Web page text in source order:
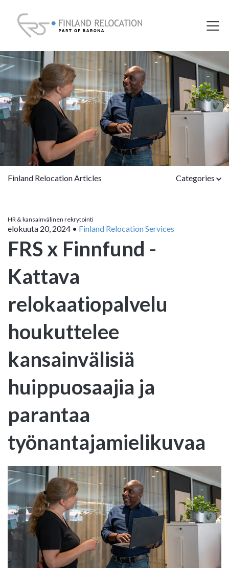
Finland Relocation Articles Categories
HR & kansainvälinen rekrytointi
elokuuta 20, 2024 • Finland Relocation Services
FRS x Finnfund -
Kattava
relokaatiopalvelu
houkuttelee
kansainvälisiä
huippuosaajia ja
parantaa
työnantajamielikuvaa